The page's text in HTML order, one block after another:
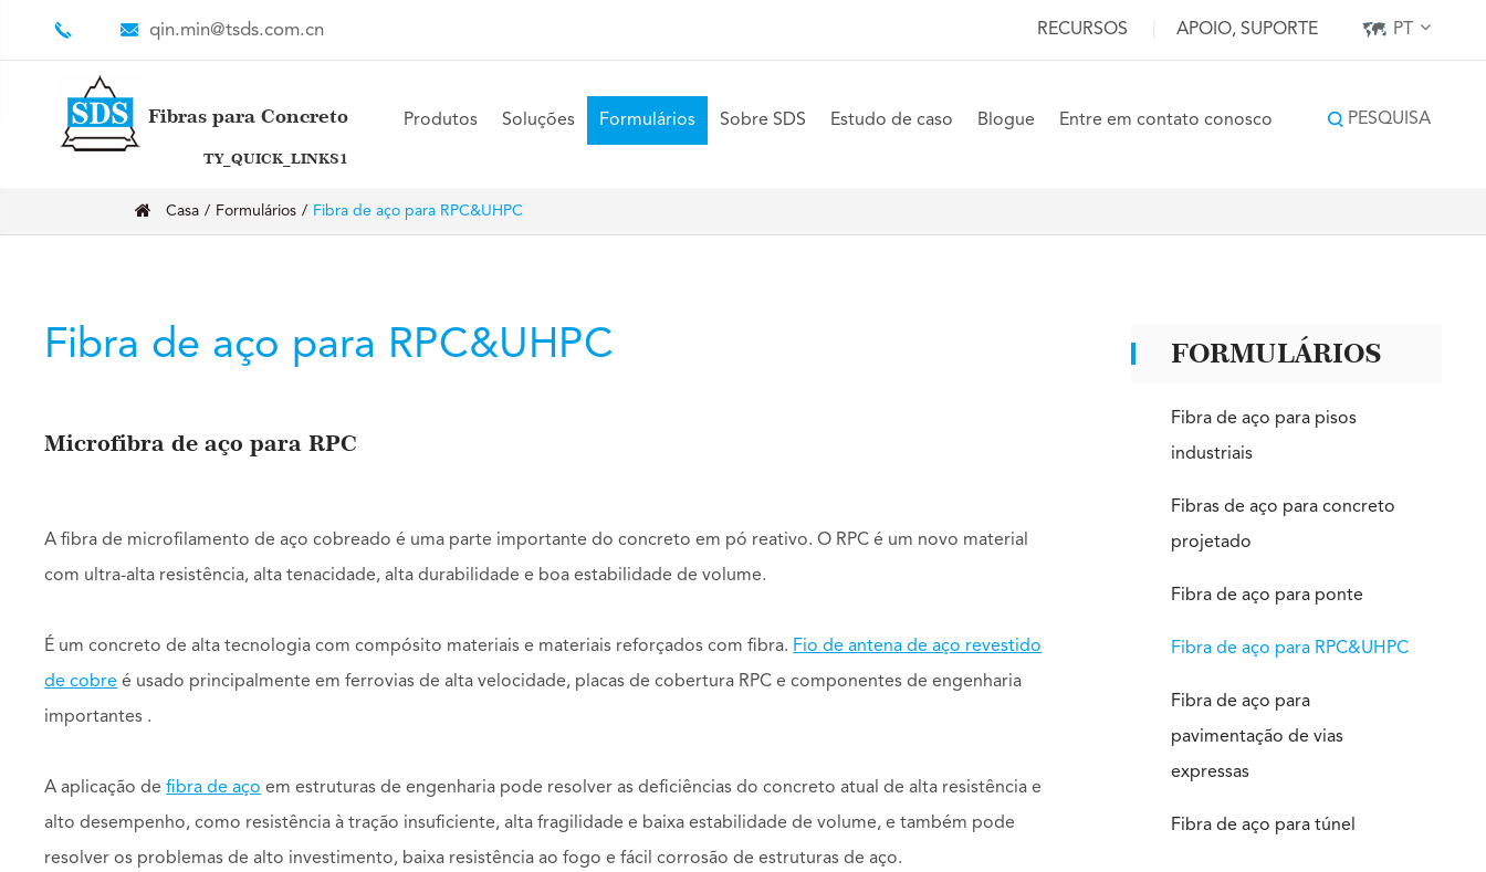
qin.min@tsds.com.cn RECURSOS APOIO, SUPORTE PT
Fibras para Concreto
TY_QUICK_LINKS1
Produtos Soluções Formulários Sobre SDS Estudo de caso Blogue Entre em contato conosco PESQUISA
Casa Formulários Fibra de aço para RPC&UHPC
Fibra de aço para RPC&UHPC
Microfibra de aço para RPC
A fibra de microfilamento de aço cobreado é uma parte importante do concreto em pó reativo. O RPC é um novo material
com ultra-alta resistência, alta tenacidade, alta durabilidade e boa estabilidade de volume.
É um concreto de alta tecnologia com compósito materiais e materiais reforçados com fibra. Fio de antena de aço revestido
de cobre é usado principalmente em ferrovias de alta velocidade, placas de cobertura RPC e componentes de engenharia
importantes .
A aplicação defibra de aço em estruturas de engenharia pode resolver as deficiências do concreto atual de alta resistência e
alto desempenho, como resistência à tração insuficiente, alta fragilidade e baixa estabilidade de volume, e também pode
resolver os problemas de alto investimento, baixa resistência ao fogo e fácil corrosão de estruturas de aço.
FORMULÁRIOS
Fibra de aço para pisos
industriais
Fibras de aço para concreto
projetado
Fibra de aço para ponte
Fibra de aço para RPC&UHPC
Fibra de aço para
pavimentação de vias
expressas
Fibra de aço para túnel